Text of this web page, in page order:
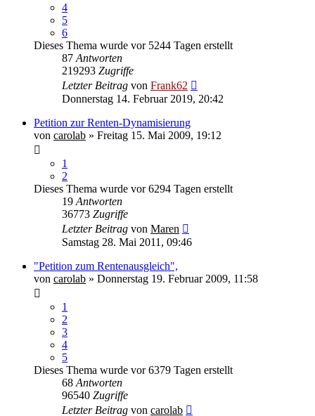
4
5
6
Dieses Thema wurde vor 5244 Tagen erstellt
87 Antworten
219293 Zugriffe
Letzter Beitrag von Frank62
Donnerstag 14. Februar 2019, 20:42
Petition zur Renten-Dynamisierung
von carolab » Freitag 15. Mai 2009, 19:12
1
2
Dieses Thema wurde vor 6294 Tagen erstellt
19 Antworten
36773 Zugriffe
Letzter Beitrag von Maren
Samstag 28. Mai 2011, 09:46
"Petition zum Rentenausgleich",
von carolab » Donnerstag 19. Februar 2009, 11:58
1
2
3
4
5
Dieses Thema wurde vor 6379 Tagen erstellt
68 Antworten
96540 Zugriffe
Letzter Beitrag von carolab